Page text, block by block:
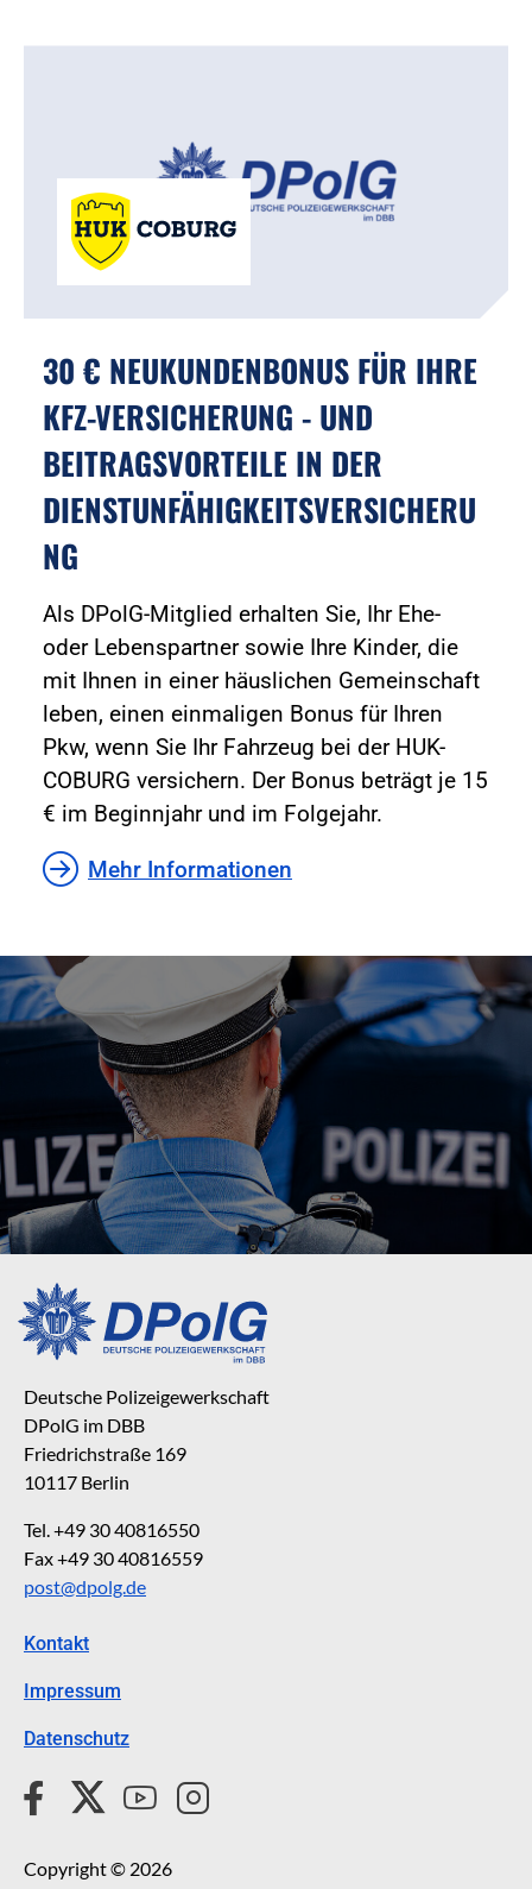
30 € NEUKUNDENBONUS FÜR IHRE
KFZ-VERSICHERUNG - UND
BEITRAGSVORTEILE IN DER
DIENSTUNFÄHIGKEITSVERSICHERU
NG
Als DPolG-Mitglied erhalten Sie, Ihr Ehe-
oder Lebenspartner sowie Ihre Kinder, die
mit Ihnen in einer häuslichen Gemeinschaft
leben, einen einmaligen Bonus für Ihren
Pkw, wenn Sie Ihr Fahrzeug bei der HUK-
COBURG versichern. Der Bonus beträgt je 15
€ im Beginnjahr und im Folgejahr.
Mehr Informationen
Deutsche Polizeigewerkschaft
DPolG im DBB
Friedrichstraße 169
10117 Berlin
Tel. +49 30 40816550
Fax +49 30 40816559
post@dpolg.de
Kontakt
Impressum
Datenschutz
Copyright © 2026